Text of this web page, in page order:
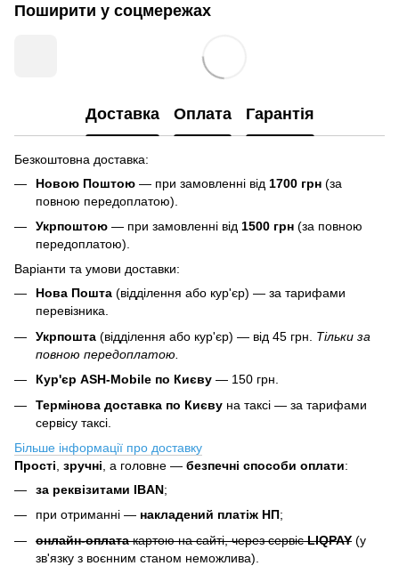
Поширити у соцмережах
Доставка Оплата Гарантія
Безкоштовна доставка:
Новою Поштою — при замовленні від 1700 грн (за
повною передоплатою).
Укрпоштою — при замовленні від 1500 грн (за повною
передоплатою).
Варіанти та умови доставки:
Нова Пошта (відділення або кур'єр) — за тарифами
перевізника.
Укрпошта (відділення або кур'єр) — від 45 грн. Тільки за
повною передоплатою.
Кур'єр ASH-Mobile по Києву — 150 грн.
Термінова доставка по Києву на таксі — за тарифами
сервісу таксі.
Більше інформації про доставку
Прості зручні , а головне — безпечні способи оплати:
за реквізитами IBAN;
при отриманні — накладений платіж НП;
онлайн-оплатакартою на сайті, через сервісLIQPAY (у
зв'язку з воєнним станом неможлива).